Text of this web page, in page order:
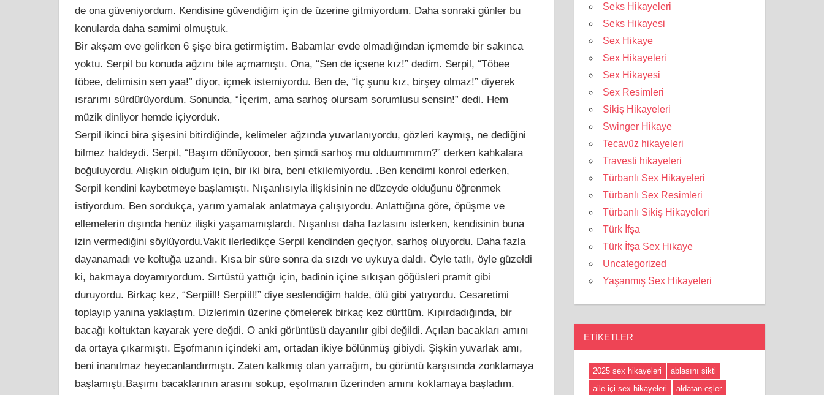
de ona güveniyordum. Kendisine güvendiğim için de üzerine gitmiyordum. Daha sonraki günler bu
konularda daha samimi olmuştuk.
Bir akşam eve gelirken 6 şişe bira getirmiştim. Babamlar evde olmadığından içmemde bir sakınca
yoktu. Serpil bu konuda ağzını bile açmamıştı. Ona, “Sen de içsene kız!” dedim. Serpil, “Töbee
töbee, delimisin sen yaa!” diyor, içmek istemiyordu. Ben de, “İç şunu kız, birşey olmaz!” diyerek
ısrarımı sürdürüyordum. Sonunda, “İçerim, ama sarhoş olursam sorumlusu sensin!” dedi. Hem
müzik dinliyor hemde içiyorduk.
Serpil ikinci bira şişesini bitirdiğinde, kelimeler ağzında yuvarlanıyordu, gözleri kaymış, ne dediğini
bilmez haldeydi. Serpil, “Başım dönüyooor, ben şimdi sarhoş mu olduummmm?” derken kahkalara
boğuluyordu. Alışkın olduğum için, bir iki bira, beni etkilemiyordu. .Ben kendimi konrol ederken,
Serpil kendini kaybetmeye başlamıştı. Nışanlısıyla ilişkisinin ne düzeyde olduğunu öğrenmek
istiyordum. Ben sordukça, yarım yamalak anlatmaya çalışıyordu. Anlattığına göre, öpüşme ve
ellemelerin dışında henüz ilişki yaşamamışlardı. Nışanlısı daha fazlasını isterken, kendisinin buna
izin vermediğini söylüyordu.Vakit ilerledikçe Serpil kendinden geçiyor, sarhoş oluyordu. Daha fazla
dayanamadı ve koltuğa uzandı. Kısa bir süre sonra da sızdı ve uykuya daldı. Öyle tatlı, öyle güzeldi
ki, bakmaya doyamıyordum. Sırtüstü yattığı için, badinin içine sıkışan göğüsleri pramit gibi
duruyordu. Birkaç kez, “Serpiill! Serpiill!” diye seslendiğim halde, ölü gibi yatıyordu. Cesaretimi
toplayıp yanına yaklaştım. Dizlerimin üzerine çömelerek birkaç kez dürttüm. Kıpırdadığında, bir
bacağı koltuktan kayarak yere değdi. O anki görüntüsü dayanılır gibi değildi. Açılan bacakları amını
da ortaya çıkarmıştı. Eşofmanın içindeki am, ortadan ikiye bölünmüş gibiydi. Şişkin yuvarlak amı,
beni inanılmaz heyecanlandırmıştı. Zaten kalkmış olan yarrağım, bu görüntü karşısında zonklamaya
başlamıştı.Başımı bacaklarının arasını sokup, eşofmanın üzerinden amını koklamaya başladım.
Seks Hikayeleri
Seks Hikayesi
Sex Hikaye
Sex Hikayeleri
Sex Hikayesi
Sex Resimleri
Sikiş Hikayeleri
Swinger Hikaye
Tecavüz hikayeleri
Travesti hikayeleri
Türbanlı Sex Hikayeleri
Türbanlı Sex Resimleri
Türbanlı Sikiş Hikayeleri
Türk İfşa
Türk İfşa Sex Hikaye
Uncategorized
Yaşanmış Sex Hikayeleri
ETIKETLER
2025 sex hikayeleri
ablasını sikti
aile içi sex hikayeleri
aldatan eşler